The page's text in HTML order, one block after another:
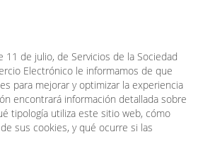
11 de julio, de Servicios de la Sociedad
Electrónico le informamos de que
para mejorar y optimizar la experiencia
encontrará información detallada sobre
tipología utiliza este sitio web, cómo
sus cookies, y qué ocurre si las